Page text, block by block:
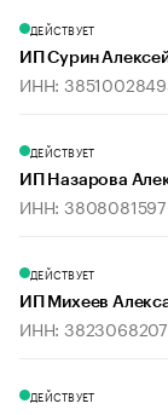
ДЕЙСТВУЕТ
ИП Сурин
ИНН:
ДЕЙСТВУЕТ
ИП Назарова
ИНН:
ДЕЙСТВУЕТ
ИП Михеев
ИНН:
ДЕЙСТВУЕТ